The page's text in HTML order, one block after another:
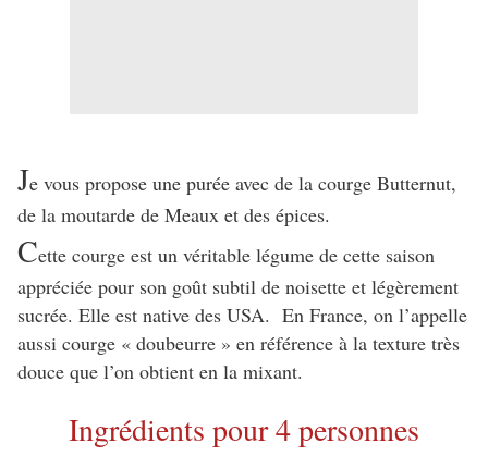
Je vous propose une purée avec de la courge Butternut,
de la moutarde de Meaux et des épices.
Cette courge est un véritable légume de cette saison
appréciée pour son goût subtil de noisette et légèrement
sucrée. Elle est native des USA. En France, on l’appelle
aussi courge « doubeurre » en référence à la texture très
douce que l’on obtient en la mixant.
Ingrédients pour 4 personnes